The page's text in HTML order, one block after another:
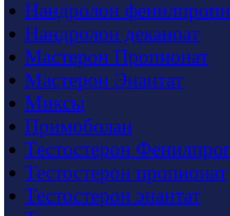
Нандролон
Нандролон деканоат
Мастерон Пропионат
Мастерон Энантат
Миксы
Примоболан
Тестостерон
Тестостерон пропионат
Тестостерон энантат